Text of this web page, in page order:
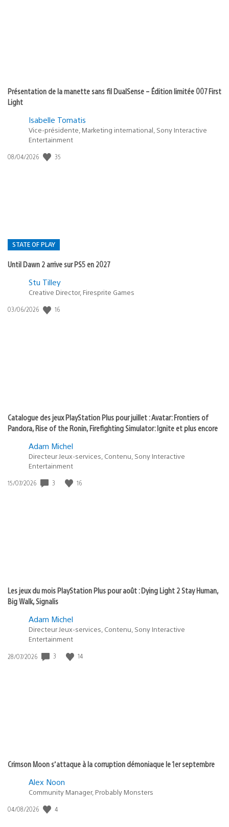
Présentation de la manette sans fil DualSense – Édition limitée 007 First
Light
Isabelle Tomatis
Vice-présidente, Marketing international, Sony Interactive
Entertainment
Date
08/04/2026 35
STATE OF PLAY
Until Dawn 2 arrive sur PS5 en 2027
Postée
:
Stu Tilley
Creative Director, Firesprite Games
Date
03/06/2026 16
Catalogue des jeux PlayStation Plus pour juillet : Avatar: Frontiers of
Pandora, Rise of the Ronin, Firefighting Simulator: Ignite et plus encore
Adam Michel
Directeur Jeux-services, Contenu, Sony Interactive
Entertainment
Date
15/07/2026 3 16
Les jeux du mois PlayStation Plus pour août : Dying Light 2 Stay Human,
Big Walk, Signalis
Adam Michel
Directeur Jeux-services, Contenu, Sony Interactive
Entertainment
Date
28/07/2026 3 14
Crimson Moon s’attaque à la corruption démoniaque le 1er septembre
Alex Noon
Community Manager, Probably Monsters
Date
04/08/2026 4